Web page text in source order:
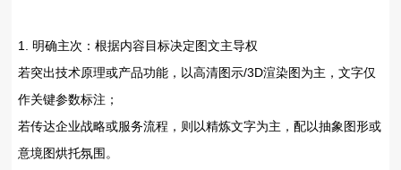
1. ‌明确主次：根据内容目标决定图文主导权‌
若突出‌技术原理或产品功能‌，以‌高清图示/3D渲染图为主‌，文字仅
作关键参数标注；
若传达‌企业战略或服务流程‌，则以‌精炼文字为主‌，配以抽象图形或
意境图烘托氛围。